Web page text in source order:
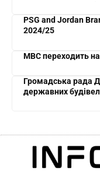
PSG and Jordan
2024/25
МВС переходить
Громадська рада
державних